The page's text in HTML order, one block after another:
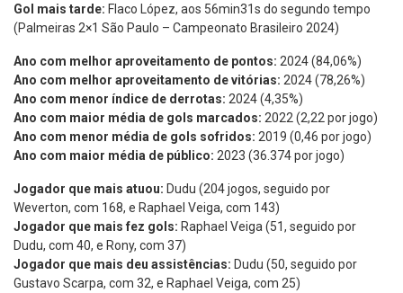
Gol mais tarde: Flaco López, aos 56min31s do segundo tempo
(Palmeiras 2×1 São Paulo – Campeonato Brasileiro 2024)
Ano com melhor aproveitamento de pontos: 2024 (84,06%)
Ano com melhor aproveitamento de vitórias: 2024 (78,26%)
Ano com menor índice de derrotas: 2024 (4,35%)
Ano com maior média de gols marcados: 2022 (2,22 por jogo)
Ano com menor média de gols sofridos: 2019 (0,46 por jogo)
Ano com maior média de público: 2023 (36.374 por jogo)
Jogador que mais atuou: Dudu (204 jogos, seguido por
Weverton, com 168, e Raphael Veiga, com 143)
Jogador que mais fez gols: Raphael Veiga (51, seguido por
Dudu, com 40, e Rony, com 37)
Jogador que mais deu assistências: Dudu (50, seguido por
Gustavo Scarpa, com 32, e Raphael Veiga, com 25)